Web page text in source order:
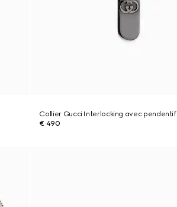
Collier Gucci Interlocking avec pendentif
€ 490